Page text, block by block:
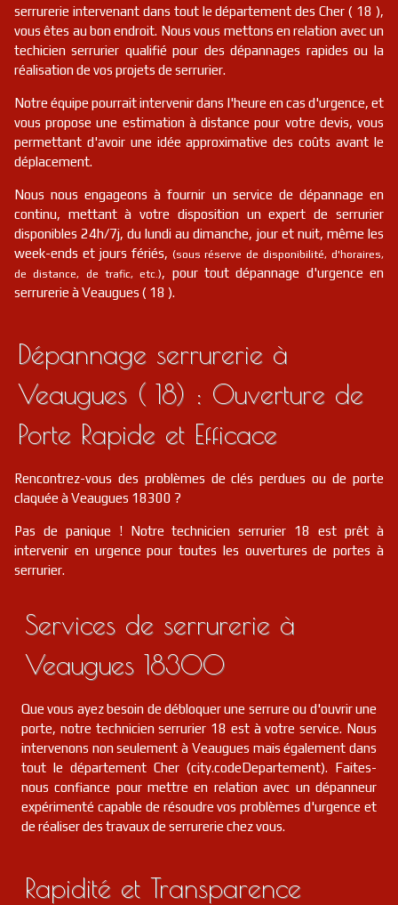
serrurier 18 Saint-martin-d'auxigny FR 18110
serrurier 18 Marçais FR
18 Quincy FR 18120
Nohant-en-goût FR 18390
serrurier 18 Marseilles-lès-aubigny FR 18320
serrurier 18 Chaumont FR 18350
serrurier 18 Touchay FR
serrurier 18 Ignol FR 18350
18 Faverdines FR
serrurier 18 Ourouer-les-bourdelins FR 18350
Saint-georges-sur-moulon FR 18110
serrurier 18 Lugny-champagne 18140
Sancerre
serrurier 18 Étréchy FR 18800
serrurerie intervenant dans tout le département des Cher ( 18 ),
vous êtes au bon endroit. Nous vous mettons en relation avec un
techicien serrurier qualifié pour des dépannages rapides ou la
réalisation de vos projets de serrurier.
Notre équipe pourrait intervenir dans l'heure en cas d'urgence, et
vous propose une estimation à distance pour votre devis, vous
permettant d'avoir une idée approximative des coûts avant le
déplacement.
Nous nous engageons à fournir un service de dépannage en
continu, mettant à votre disposition un expert de serrurier
disponibles 24h/7j, du lundi au dimanche, jour et nuit, même les
week-ends et jours fériés, (sous réserve de disponibilité, d'horaires,
de distance, de trafic, etc.), pour tout dépannage d'urgence en
serrurerie à Veaugues ( 18 ).
Dépannage serrurerie à
Veaugues ( 18) : Ouverture de
Porte Rapide et Efficace
Rencontrez-vous des problèmes de clés perdues ou de porte
claquée à Veaugues 18300 ?
Pas de panique ! Notre technicien serrurier 18 est prêt à
intervenir en urgence pour toutes les ouvertures de portes à
serrurier.
Services de serrurerie à
Veaugues 18300
Que vous ayez besoin de débloquer une serrure ou d'ouvrir une
porte, notre technicien serrurier 18 est à votre service. Nous
intervenons non seulement à Veaugues mais également dans
tout le département Cher (city.codeDepartement). Faites-
nous confiance pour mettre en relation avec un dépanneur
expérimenté capable de résoudre vos problèmes d'urgence et
de réaliser des travaux de serrurerie chez vous.
Rapidité et Transparence